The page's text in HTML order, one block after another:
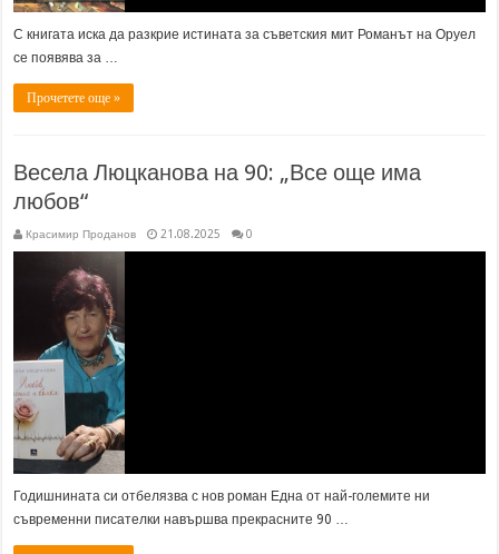
С книгата иска да разкрие истината за съветския мит Романът на Оруел
се появява за …
Прочетете още »
Весела Люцканова на 90: „Все още има
любов“
Красимир Проданов 21.08.2025 0
Годишнината си отбелязва с нов роман Една от най-големите ни
съвременни писателки навършва прекрасните 90 …